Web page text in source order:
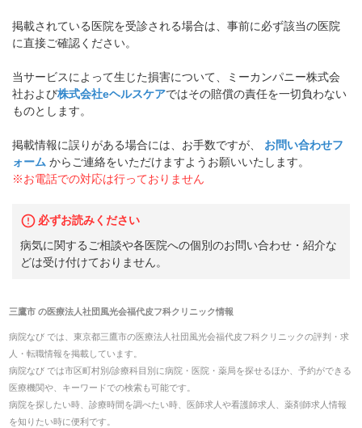
掲載されている医院を受診される場合は、事前に必ず該当の医院
に直接ご確認ください。
当サービスによって生じた損害について、ミーカンパニー株式会
社および株式会社eヘルスケアではその賠償の責任を一切負わない
ものとします。
掲載情報に誤りがある場合には、お手数ですが、
お問い合わせフ
ォーム からご連絡をいただけますようお願いいたします。
※お電話での対応は行っておりません
必ずお読みください
病気に関するご相談や各医院への個別のお問い合わせ・紹介な
どは受け付けておりません。
三鷹市の医療法人社団風光会福代皮フ科クリニック情報
病院なび では、 東京都三鷹市の医療法人社団風光会福代皮フ科クリニックの評判・求
人・転職情報を掲載しています。
病院なび では市区町村別/診療科目別に病院・医院・薬局を探せるほか、予約ができる
医療機関や、キーワードでの検索も可能です。
病院を探したい時、診療時間を調べたい時、医師求人や看護師求人、薬剤師求人情報
を知りたい時に便利です。